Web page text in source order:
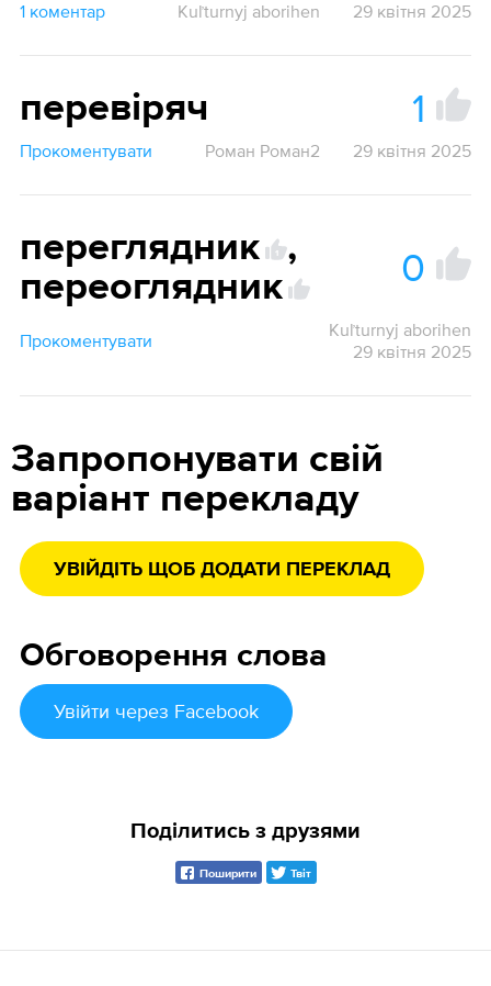
1 коментар
Kuľturnyj aborihen 29 квітня 2025
перевіряч 1
Прокоментувати Роман Роман2 29 квітня 2025
переглядник
,
переоглядник
0
Прокоментувати
Kuľturnyj aborihen
29 квітня 2025
Запропонувати свій
варіант перекладу
УВІЙДІТЬ ЩОБ ДОДАТИ ПЕРЕКЛАД
Обговорення слова
Увійти через Facebook
Поділитись з друзями
Поширити Твіт